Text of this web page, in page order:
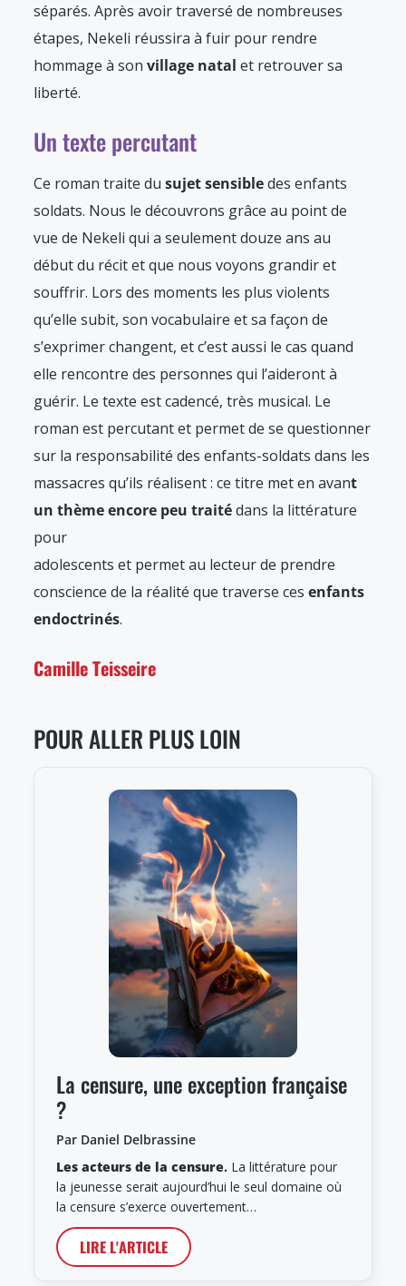
séparés. Après avoir traversé de nombreuses
étapes, Nekeli réussira à fuir pour rendre
hommage à son village natal et retrouver sa
liberté.
Un texte percutant
Ce roman traite du sujet sensibledes enfants
soldats. Nous le découvrons grâce au point de
vue de Nekeli qui a seulement douze ans au
début du récit et que nous voyons grandir et
souffrir. Lors des moments les plus violents
qu’elle subit, son vocabulaire et sa façon de
s’exprimer changent, et c’est aussi le cas quand
elle rencontre des personnes qui l’aideront à
guérir. Le texte est cadencé, très musical. Le
roman est percutant et permet de se questionner
sur la responsabilité des enfants-soldats dans les
massacres qu’ils réalisent : ce titre met en avant
un thème encore peu traitédans la littérature
pour
adolescents et permet au lecteur de prendre
conscience de la réalité que traverse ces enfants
endoctrinés.
Camille Teisseire
POUR ALLER PLUS LOIN
La censure, une exception française
?
Par Daniel Delbrassine
Les acteurs de la censure. La littérature pour
la jeunesse serait aujourd’hui le seul domaine où
la censure s’exerce ouvertement…
LIRE L'ARTICLE